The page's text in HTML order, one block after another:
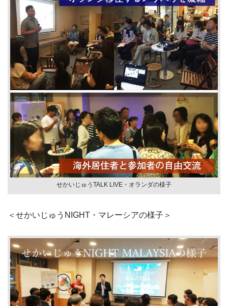
せかいじゅうTALK LIVE・オランダの様子
＜せかいじゅうNIGHT・マレーシアの様子＞